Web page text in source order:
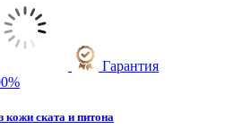
Гарантия
ската и питона